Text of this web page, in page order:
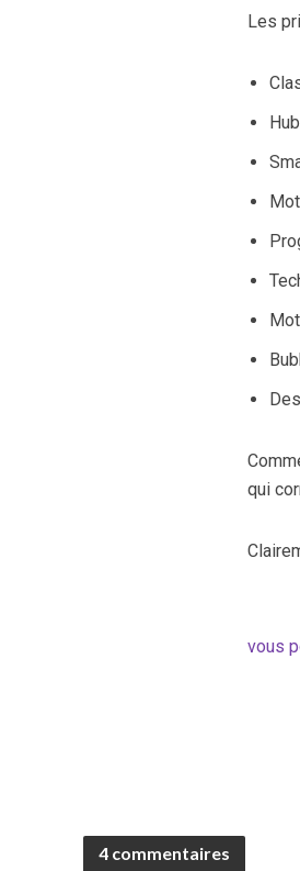
Les
qui
vous
4 commentaires